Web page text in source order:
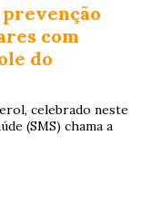
com
do
celebrado neste
(SMS) chama a